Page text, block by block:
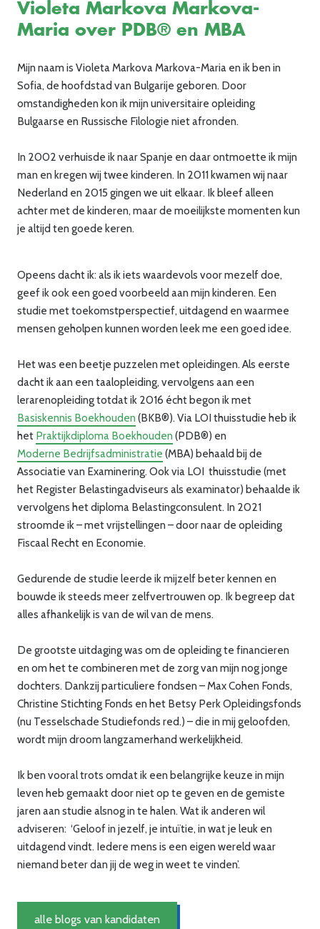
Violeta Markova Markova-
Maria over PDB® en MBA
Mijn naam is Violeta Markova Markova-Maria en ik ben in
Sofia, de hoofdstad van Bulgarije geboren. Door
omstandigheden kon ik mijn universitaire opleiding
Bulgaarse en Russische Filologie niet afronden.
In 2002 verhuisde ik naar Spanje en daar ontmoette ik mijn
man en kregen wij twee kinderen. In 2011 kwamen wij naar
Nederland en 2015 gingen we uit elkaar. Ik bleef alleen
achter met de kinderen, maar de moeilijkste momenten kun
je altijd ten goede keren.
Opeens dacht ik: als ik iets waardevols voor mezelf doe,
geef ik ook een goed voorbeeld aan mijn kinderen. Een
studie met toekomstperspectief, uitdagend en waarmee
mensen geholpen kunnen worden leek me een goed idee.
Het was een beetje puzzelen met opleidingen. Als eerste
dacht ik aan een taalopleiding, vervolgens aan een
lerarenopleiding totdat ik 2016 écht begon ik met
Basiskennis Boekhouden (BKB®). Via LOI thuisstudie heb ik
het Praktijkdiploma Boekhouden (PDB®) en
Moderne Bedrijfsadministratie (MBA) behaald bij de
Associatie van Examinering. Ook via LOI thuisstudie (met
het Register Belastingadviseurs als examinator) behaalde ik
vervolgens het diploma Belastingconsulent. In 2021
stroomde ik – met vrijstellingen – door naar de opleiding
Fiscaal Recht en Economie.
Gedurende de studie leerde ik mijzelf beter kennen en
bouwde ik steeds meer zelfvertrouwen op. Ik begreep dat
alles afhankelijk is van de wil van de mens.
De grootste uitdaging was om de opleiding te financieren
en om het te combineren met de zorg van mijn nog jonge
dochters. Dankzij particuliere fondsen – Max Cohen Fonds,
Christine Stichting Fonds en het Betsy Perk Opleidingsfonds
(nu Tesselschade Studiefonds red.) – die in mij geloofden,
wordt mijn droom langzamerhand werkelijkheid.
Ik ben vooral trots omdat ik een belangrijke keuze in mijn
leven heb gemaakt door niet op te geven en de gemiste
jaren aan studie alsnog in te halen. Wat ik anderen wil
adviseren: ‘Geloof in jezelf, je intuïtie, in wat je leuk en
uitdagend vindt. Iedere mens is een eigen wereld waar
niemand beter dan jij de weg in weet te vinden’.
alle blogs van kandidaten